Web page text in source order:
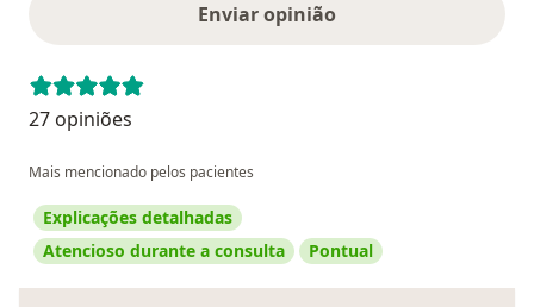
Enviar opinião
27 opiniões
Mais mencionado pelos pacientes
Explicações detalhadas
Atencioso durante a consulta
Pontual